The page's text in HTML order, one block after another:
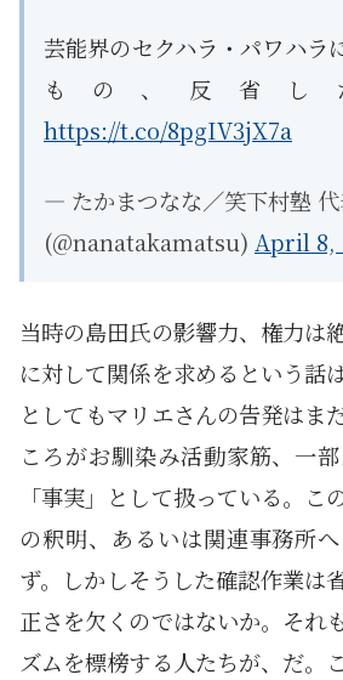
芸能界のセクハラ・パワハラ
もの、反省し
https://t.co/8pgIV3jX7a
— たかまつなな／笑下村塾
(@nanatakamatsu) April 8,
当時の島田氏の影響力、権力は
に対して関係を求めるという話
としてもマリエさんの告発はま
ころがお馴染み活動家筋、一
「事実」として扱っている。こ
の釈明、あるいは関連事務所
ず。しかしそうした確認作業は
正さを欠くのではないか。それ
ズムを標榜する人たちが、だ。